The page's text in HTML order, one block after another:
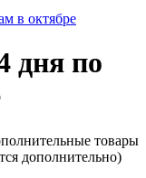
в октябре
дня по
товары
дополнительно)